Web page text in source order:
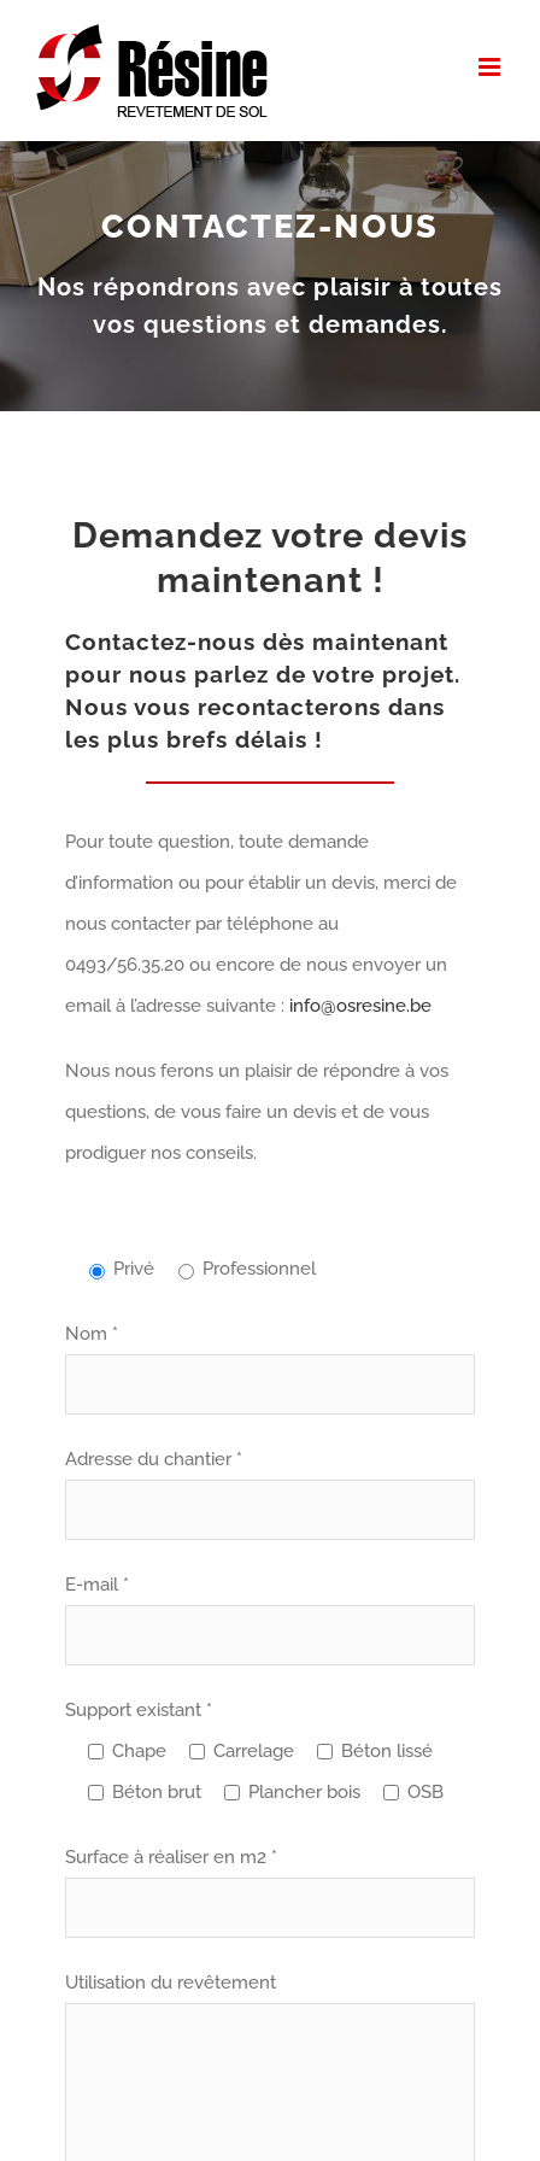
contenu
CONTACTEZ-NOUS
Nos répondrons avec plaisir à toutes
vos questions et demandes.
Demandez votre devis
maintenant !
Contactez-nous dès maintenant
pour nous parlez de votre projet.
Nous vous recontacterons dans
les plus brefs délais !
Pour toute question, toute demande
d’information ou pour établir un devis, merci de
nous contacter par téléphone au
0493/56.35.20 ou encore de nous envoyer un
email à l’adresse suivante : info@osresine.be
Nous nous ferons un plaisir de répondre à vos
questions, de vous faire un devis et de vous
prodiguer nos conseils.
Privé Professionnel
Nom *
Adresse du chantier *
E-mail *
Support existant *
Chape
Carrelage
Béton lissé
Béton brut
Plancher bois OSB
Surface à réaliser en m2 *
Utilisation du revêtement